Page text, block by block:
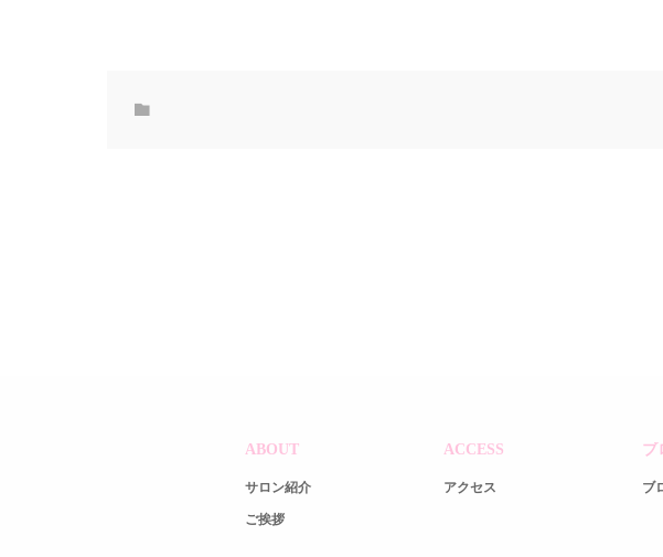
ABOUT
サロン紹介
ご挨拶
ACCESS
アクセス
ブ
ブ